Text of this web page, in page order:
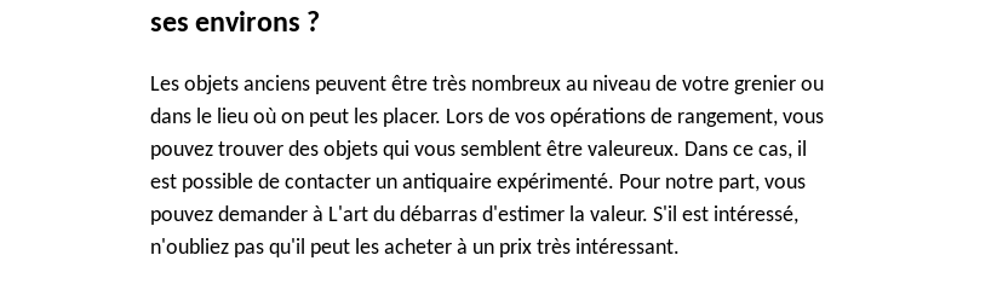
ses environs ?
Les objets anciens peuvent être très nombreux au niveau de votre grenier ou
dans le lieu où on peut les placer. Lors de vos opérations de rangement, vous
pouvez trouver des objets qui vous semblent être valeureux. Dans ce cas, il
est possible de contacter un antiquaire expérimenté. Pour notre part, vous
pouvez demander à L'art du débarras d'estimer la valeur. S'il est intéressé,
n'oubliez pas qu'il peut les acheter à un prix très intéressant.